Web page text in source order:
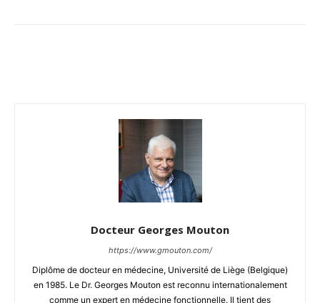
Docteur Georges Mouton
https://www.gmouton.com/
Diplôme de docteur en médecine, Université de Liège (Belgique)
en 1985. Le Dr. Georges Mouton est reconnu internationalement
comme un expert en médecine fonctionnelle. Il tient des